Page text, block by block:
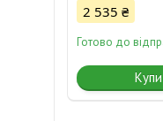
2 535 ₴
Готово до